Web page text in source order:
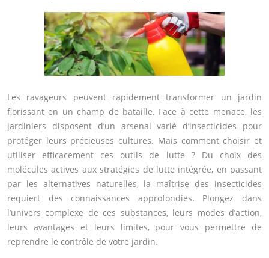
Les ravageurs peuvent rapidement transformer un jardin
florissant en un champ de bataille. Face à cette menace, les
jardiniers disposent d’un arsenal varié d’insecticides pour
protéger leurs précieuses cultures. Mais comment choisir et
utiliser efficacement ces outils de lutte ? Du choix des
molécules actives aux stratégies de lutte intégrée, en passant
par les alternatives naturelles, la maîtrise des insecticides
requiert des connaissances approfondies. Plongez dans
l’univers complexe de ces substances, leurs modes d’action,
leurs avantages et leurs limites, pour vous permettre de
reprendre le contrôle de votre jardin.